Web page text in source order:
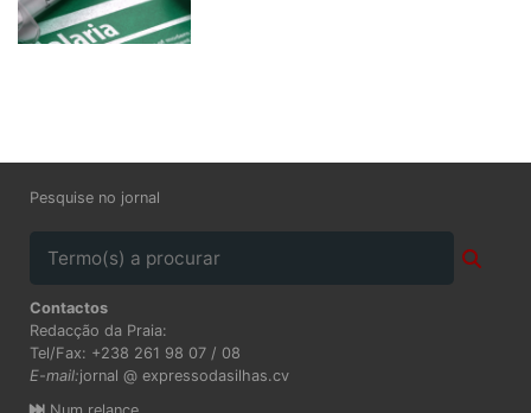
Pesquise no jornal
Contactos
Redacção da Praia:
Tel/Fax: +238 261 98 07 / 08
E-mail:jornal @ expressodasilhas.cv